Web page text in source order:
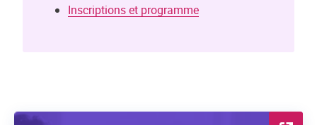
Inscriptions et programme